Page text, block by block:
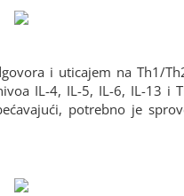
i uticajem na Th1/
IL-4, IL-5, IL-6, IL-13 i
potrebno je